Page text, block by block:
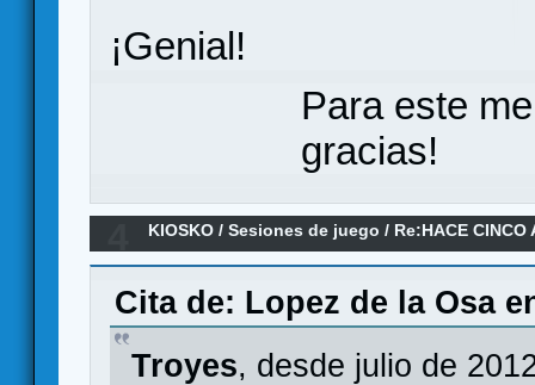
¡Genial!
Para este
gracias!
KIOSKO /Sesiones de juego / Re:HACE CINCO
Cita de: Lopez de la Osa
Troyes, desde julio de